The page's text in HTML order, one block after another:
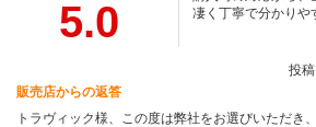
5.0
凄く丁寧で分かりや
投
販売店からの返答
トラヴィック様、この度は弊社をお選びいただき